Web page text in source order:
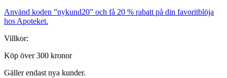
Använd koden ”nykund20” och få 20 % rabatt på din favoritblöja
hos Apoteket.
Villkor:
Köp över 300 kronor
Gäller endast nya kunder.